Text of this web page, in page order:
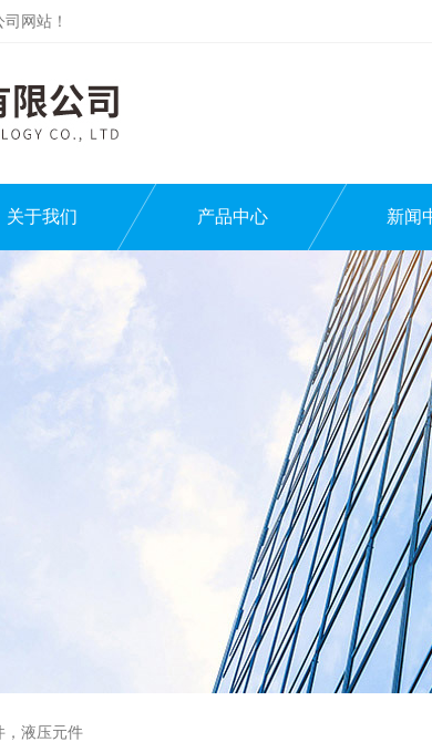
网站！
关于我们 产品中心 新闻
，液压元件